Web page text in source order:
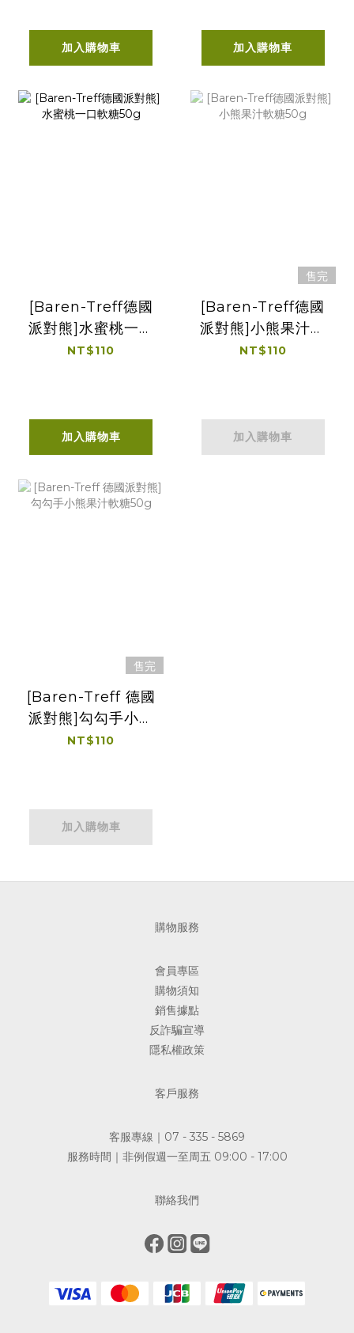
加入購物車 加入購物車
[Baren-Treff德國
派對熊]水蜜桃一口
軟糖50g
NT$110
加入購物車
售完
[Baren-Treff德國
派對熊]小熊果汁軟
糖50g
NT$110
加入購物車
售完
[Baren-Treff 德國
派對熊]勾勾手小熊
果汁軟糖50g
NT$110
加入購物車
購物服務
會員專區
購物須知
銷售據點
反詐騙宣導
隱私權政策
客戶服務
客服專線｜07 - 335 - 5869
服務時間｜非例假週一至周五 09:00 - 17:00
聯絡我們